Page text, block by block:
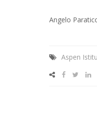
Angelo
Aspen